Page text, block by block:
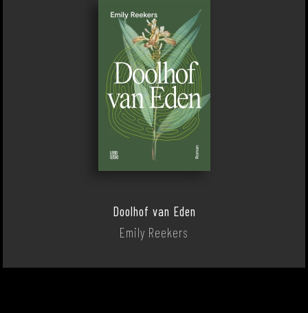
Doolhof van Eden
Emily Reekers